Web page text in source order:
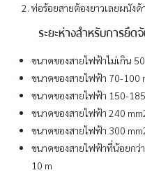
ท่อร้อยสายต้องยาวเลยผนัง
ระยะห่างสำหรับการยึ
ขนาดของสายไฟฟ้าไม่เกิน
ขนาดของสายไฟฟ้า 70-100
ขนาดของสายไฟฟ้า 150-
ขนาดของสายไฟฟ้า 240
ขนาดของสายไฟฟ้า 300
ขนาดของสายไฟฟ้าที่น้อยกว่
10 m